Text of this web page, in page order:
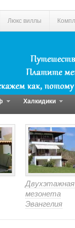
Люкс виллы
Халкидики
Двухэтажная
мезонета
Эвангелия